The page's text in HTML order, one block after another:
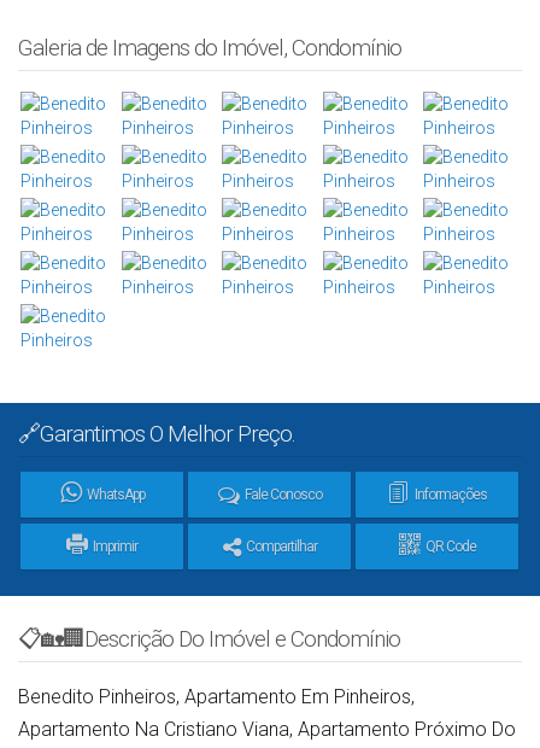
Galeria de Imagens do Imóvel, Condomínio
🔗Garantimos O Melhor Preço.
WhatsApp Fale Conosco Informações
Imprimir Compartilhar QR Code
📋🏡🏢Descrição Do Imóvel e Condomínio
Benedito Pinheiros, Apartamento Em Pinheiros,
Apartamento Na Cristiano Viana, Apartamento Próximo Do